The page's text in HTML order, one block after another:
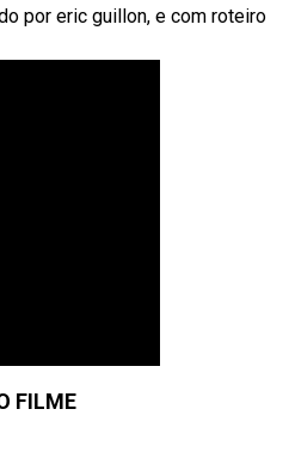
por eric guillon, e com roteiro
FILME